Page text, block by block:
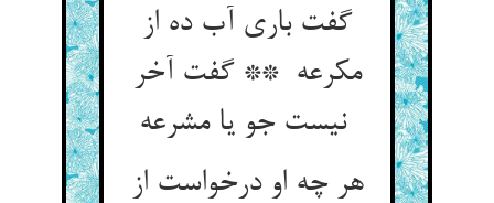
گفت باری آب ده از
مکرعه ** گفت آخر
نیست جو یا مشرعه
هر چه او درخواست از